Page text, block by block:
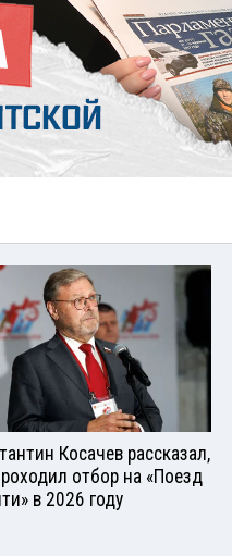
Косачев рассказал,
отбор на «Поезд
в 2026 году